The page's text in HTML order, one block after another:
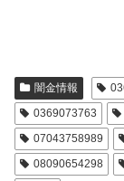
闇金情報
0369073763
07043758989
08090654298